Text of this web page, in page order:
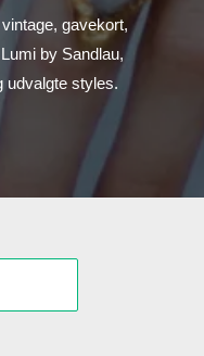
gavekort,
by Sandlau,
udvalgte styles.